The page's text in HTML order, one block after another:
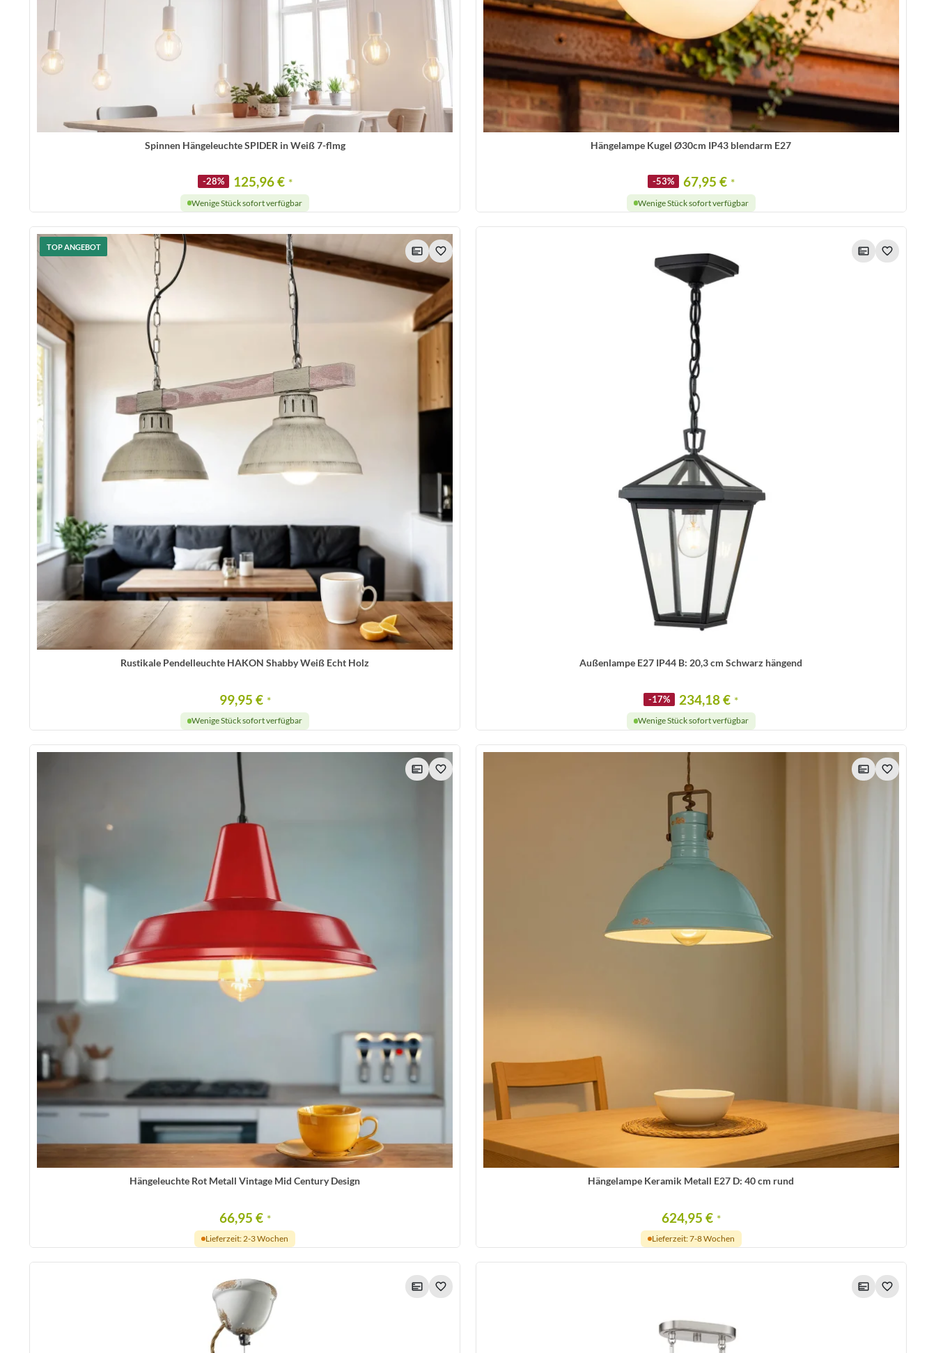
Spinnen Hängeleuchte SPIDER in Weiß 7-flmg
-28% 125,96 € *
Wenige Stück sofort verfügbar
Hängelampe Kugel Ø30cm IP43 blendarm E27
-53% 67,95 € *
Wenige Stück sofort verfügbar
TOP ANGEBOT
Rustikale Pendelleuchte HAKON Shabby Weiß Echt Holz
99,95 € *
Wenige Stück sofort verfügbar
Außenlampe E27 IP44 B: 20,3 cm Schwarz hängend
-17% 234,18 € *
Wenige Stück sofort verfügbar
Hängeleuchte Rot Metall Vintage Mid Century Design
66,95 € *
Lieferzeit: 2-3 Wochen
Hängelampe Keramik Metall E27 D: 40 cm rund
624,95 € *
Lieferzeit: 7-8 Wochen